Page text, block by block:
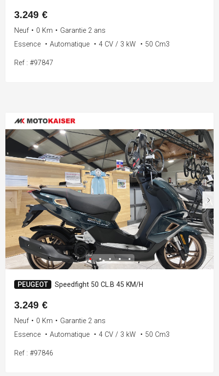
3.249 €
Neuf • 0 Km • Garantie 2 ans
Essence
• Automatique • 4 CV / 3 kW • 50 Cm3
Ref : #97847
PEUGEOT Speedfight 50 CL.B 45 KM/H
3.249 €
Neuf • 0 Km • Garantie 2 ans
Essence
• Automatique • 4 CV / 3 kW • 50 Cm3
Ref : #97846